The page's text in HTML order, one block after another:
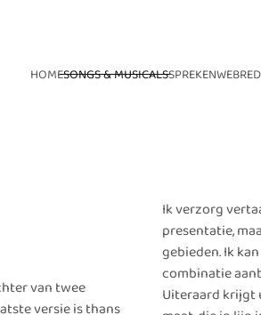
HOMESONGS & MUSICALSSPREKENWEB
van twee
versie is thans
Ik verzorg
presentatie,
gebieden. Ik
combinatie
Uiteraard krijgt